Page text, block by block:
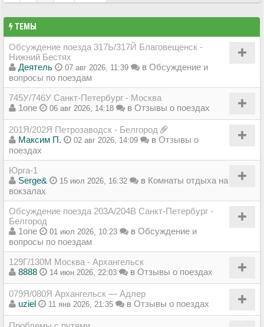
ТЕМЫ
Обсуждение поезда 317Ь/317Й Благовещенск -
Нижний Бестях
Деятель
07 авг 2026, 11:39 в Обсуждение и
вопросы по поездам
745У/746У Санкт-Петербург - Москва
1one
06 авг 2026, 14:18 в Отзывы о поездах
201Я/202Я Петрозаводск - Белгород
Максим П.
02 авг 2026, 14:09 в Отзывы о
поездах
Юрга-1
Serge&
15 июл 2026, 16:32 в Комнаты отдыха на
вокзалах
Обсуждение поезда 203А/204В Санкт-Петербург -
Белгород
1one
01 июл 2026, 10:23 в Обсуждение и
вопросы по поездам
129Г/130М Москва - Архангельск
8888
14 июн 2026, 22:03 в Отзывы о поездах
079Я/080Я Архангельск — Адлер
uziel
11 янв 2026, 21:35 в Отзывы о поездах